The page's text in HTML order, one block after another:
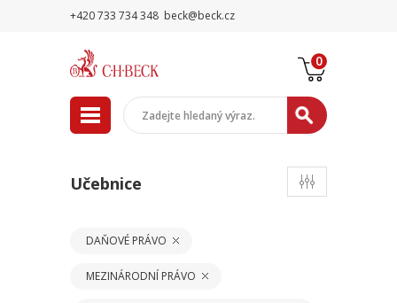
+420 733 734 348 beck@beck.cz
0
Učebnice
DAŇOVÉ PRÁVO
MEZINÁRODNÍ PRÁVO